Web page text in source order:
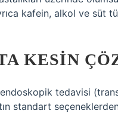
kafein, alkol ve
KESIN
endoskopik tedavisi
standart